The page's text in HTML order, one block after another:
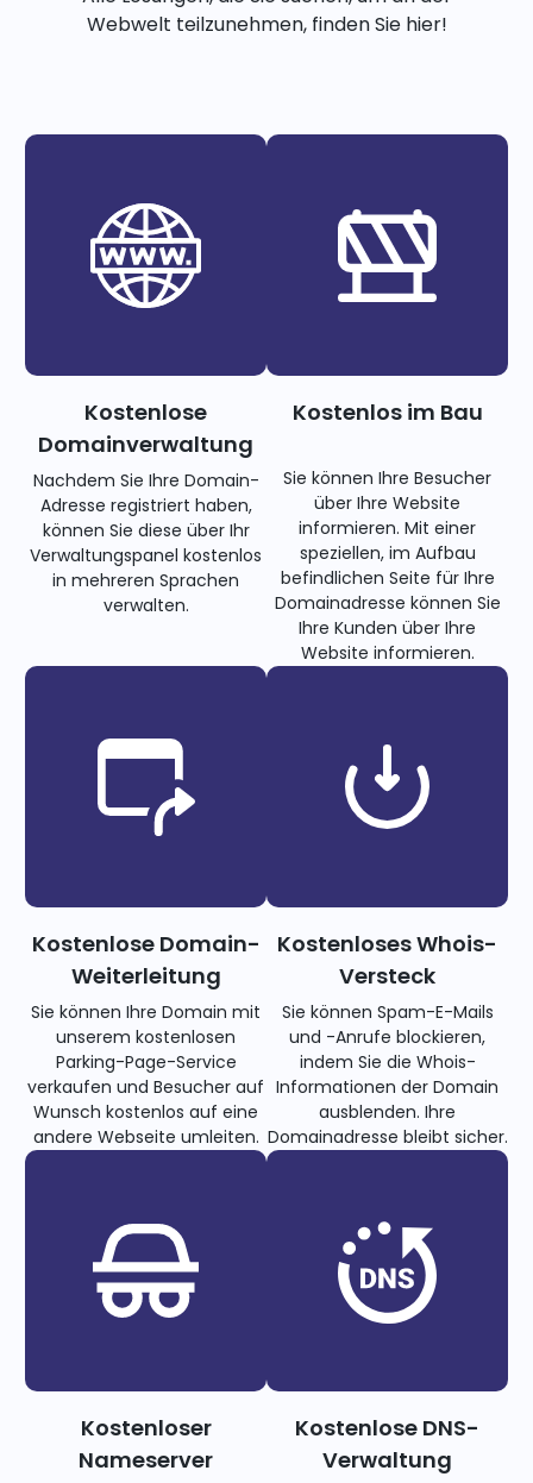
Webwelt teilzunehmen, finden Sie hier!
Kostenlose
Domainverwaltung
Nachdem Sie Ihre Domain-
Adresse registriert haben,
können Sie diese über Ihr
Verwaltungspanel kostenlos
in mehreren Sprachen
verwalten.
Kostenlos im Bau
Sie können Ihre Besucher
über Ihre Website
informieren. Mit einer
speziellen, im Aufbau
befindlichen Seite für Ihre
Domainadresse können Sie
Ihre Kunden über Ihre
Website informieren.
Kostenlose Domain-
Weiterleitung
Sie können Ihre Domain mit
unserem kostenlosen
Parking-Page-Service
verkaufen und Besucher auf
Wunsch kostenlos auf eine
andere Webseite umleiten.
Kostenloses Whois-
Versteck
Sie können Spam-E-Mails
und -Anrufe blockieren,
indem Sie die Whois-
Informationen der Domain
ausblenden. Ihre
Domainadresse bleibt sicher.
Kostenloser
Nameserver
Kostenlose DNS-
Verwaltung